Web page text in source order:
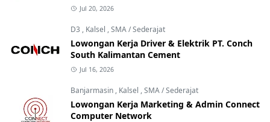
Jul 20, 2026
D3 , Kalsel ,SMA / Sederajat
Lowongan Kerja Driver & Elektrik PT. Conch
South Kalimantan Cement
Jul 16, 2026
Banjarmasin , Kalsel ,SMA / Sederajat
Lowongan Kerja Marketing & Admin Connect
Computer Network